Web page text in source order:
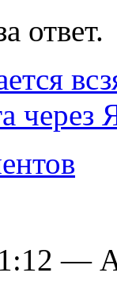
ответ.
через
—